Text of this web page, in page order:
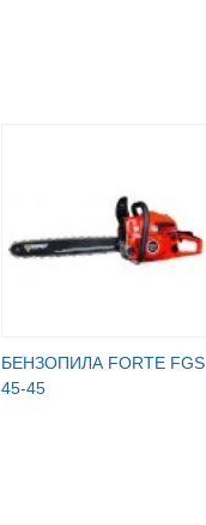
БЕНЗОПИЛА FORTE FGS
45-45